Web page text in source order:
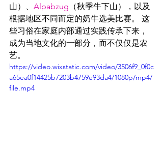
山）、 Alpabzug （秋季牛下山），以及
根据地区不同而定的奶牛选美比赛。 这
些习俗在家庭内部通过实践传承下来，
成为当地文化的一部分，而不仅仅是农
艺。
https://video.wixstatic.com/video/3506f9_0f0c
a65ea0f14425b7203b4759e93da4/1080p/mp4/
file.mp4